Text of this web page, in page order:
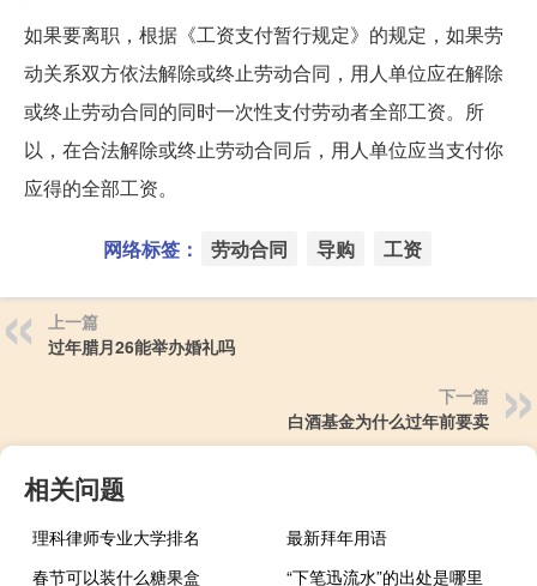
如果要离职，根据《工资支付暂行规定》的规定，如果劳
动关系双方依法解除或终止劳动合同，用人单位应在解除
或终止劳动合同的同时一次性支付劳动者全部工资。所
以，在合法解除或终止劳动合同后，用人单位应当支付你
应得的全部工资。
网络标签： 劳动合同 导购 工资
上一篇
过年腊月26能举办婚礼吗
下一篇
白酒基金为什么过年前要卖
相关问题
理科律师专业大学排名
最新拜年用语
春节可以装什么糖果盒
“下笔迅流水”的出处是哪里